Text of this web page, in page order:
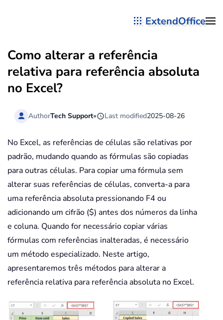
ExtendOffice
Como alterar a referência
relativa para referência absoluta
no Excel?
AuthorTech Support• Last modified2025-08-26
No Excel, as referências de células são relativas por
padrão, mudando quando as fórmulas são copiadas
para outras células. Para copiar uma fórmula sem
alterar suas referências de células, converta-a para
uma referência absoluta pressionando F4 ou
adicionando um cifrão ($) antes dos números da linha
e coluna. Quando for necessário copiar várias
fórmulas com referências inalteradas, é necessário
um método especializado. Neste artigo,
apresentaremos três métodos para alterar a
referência relativa para referência absoluta no Excel.